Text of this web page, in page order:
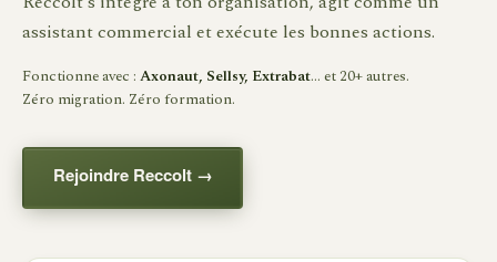
assistant commercial et exécute les bonnes actions.
Fonctionne avec : Axonaut, Sellsy, Extrabat… et 20+ autres.
Zéro migration. Zéro formation.
Rejoindre Reccolt →